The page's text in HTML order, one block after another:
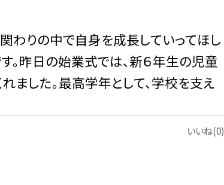
わりの中で自身を成長していってほし
。昨日の始業式では、新６年生の児童
ました。最高学年として、学校を支え
いいね(0)